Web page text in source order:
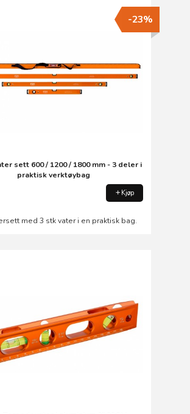
sett 600 / 1200 / 1800 mm - 3 deler i
praktisk verktøybag
-23%
Kjøp
med 3 stk vater i en praktisk bag.